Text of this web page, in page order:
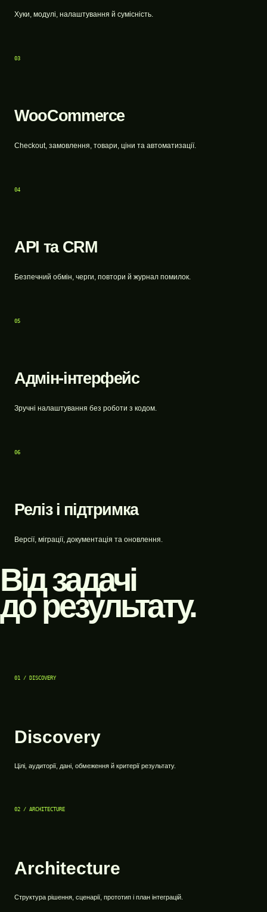
Хуки, модулі, налаштування й сумісність.
03
WooCommerce
Checkout, замовлення, товари, ціни та автоматизації.
04
API та CRM
Безпечний обмін, черги, повтори й журнал помилок.
05
Адмін-інтерфейс
Зручні налаштування без роботи з кодом.
06
Реліз і підтримка
Версії, міграції, документація та оновлення.
Від задачі
до результату.
01 / DISCOVERY
Discovery
Цілі, аудиторії, дані, обмеження й критерії результату.
02 / ARCHITECTURE
Architecture
Структура рішення, сценарії, прототип і план інтеграцій.